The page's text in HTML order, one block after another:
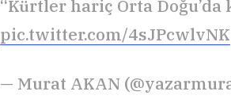
“Kürtler hariç Orta
pic.twitter.com/4sJPcwlvNK
— Murat AKAN